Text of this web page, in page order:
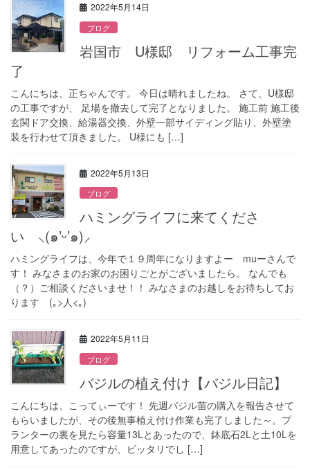
2022年5月14日
ブログ
岩国市 U様邸 リフォーム工事完
了
こんにちは、正ちゃんです。 今日は晴れましたね。 さて、U様邸
の工事ですが、 足場を撤去して完了となりました。 施工前 施工後
玄関ドア交換、給湯器交換、外壁一部サイディング貼り、外壁塗
装を行わせて頂きました。 U様にも […]
2022年5月13日
ブログ
ハミングライフに来てくださ
い ⸜(๑’ᵕ’๑)⸝
ハミングライフは、今年で１９周年になりますよー muーさんで
す！ みなさまのお家のお困りごとがございましたら。 なんでも
（？）ご相談くださいませ！！ みなさまのお越しをお待ちしてお
ります (｡>人<｡)
2022年5月11日
ブログ
バジルの植え付け【バジル日記】
こんにちは、こってぃーです！ 先週バジル苗の購入を報告させて
もらいましたが、その後無事植え付け作業も完了しました～。プ
ランターの裏を見たら容量13Lとあったので、鉢底石2Lと土10Lを
用意してあったのですが、ピッタリでし […]